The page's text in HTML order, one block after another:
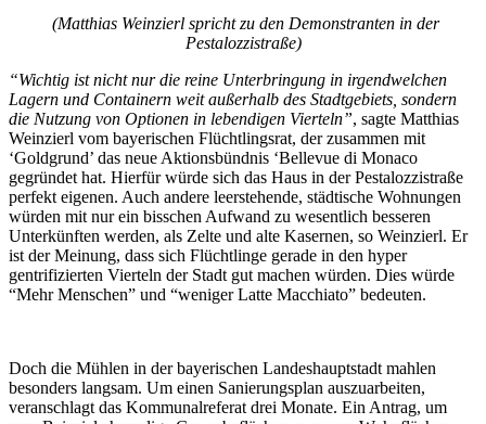
(Matthias Weinzierl spricht zu den Demonstranten in der
Pestalozzistraße)
“Wichtig ist nicht nur die reine Unterbringung in irgendwelchen
Lagern und Containern weit außerhalb des Stadtgebiets, sondern
die Nutzung von Optionen in lebendigen Vierteln”, sagte Matthias
Weinzierl vom bayerischen Flüchtlingsrat, der zusammen mit
‘Goldgrund’ das neue Aktionsbündnis ‘Bellevue di Monaco
gegründet hat. Hierfür würde sich das Haus in der Pestalozzistraße
perfekt eigenen. Auch andere leerstehende, städtische Wohnungen
würden mit nur ein bisschen Aufwand zu wesentlich besseren
Unterkünften werden, als Zelte und alte Kasernen, so Weinzierl. Er
ist der Meinung, dass sich Flüchtlinge gerade in den hyper
gentrifizierten Vierteln der Stadt gut machen würden. Dies würde
“Mehr Menschen” und “weniger Latte Macchiato” bedeuten.
Doch die Mühlen in der bayerischen Landeshauptstadt mahlen
besonders langsam. Um einen Sanierungsplan auszuarbeiten,
veranschlagt das Kommunalreferat drei Monate. Ein Antrag, um